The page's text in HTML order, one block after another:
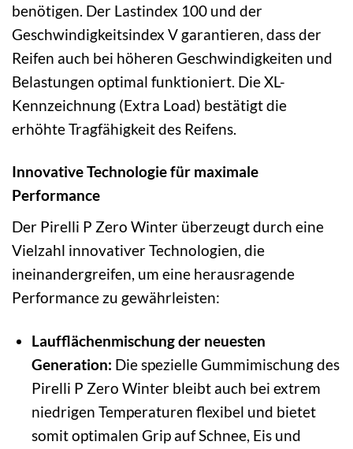
benötigen. Der Lastindex 100 und der
Geschwindigkeitsindex V garantieren, dass der
Reifen auch bei höheren Geschwindigkeiten und
Belastungen optimal funktioniert. Die XL-
Kennzeichnung (Extra Load) bestätigt die
erhöhte Tragfähigkeit des Reifens.
Innovative Technologie für maximale
Performance
Der Pirelli P Zero Winter überzeugt durch eine
Vielzahl innovativer Technologien, die
ineinandergreifen, um eine herausragende
Performance zu gewährleisten:
Laufflächenmischung der neuesten
Generation: Die spezielle Gummimischung des
Pirelli P Zero Winter bleibt auch bei extrem
niedrigen Temperaturen flexibel und bietet
somit optimalen Grip auf Schnee, Eis und